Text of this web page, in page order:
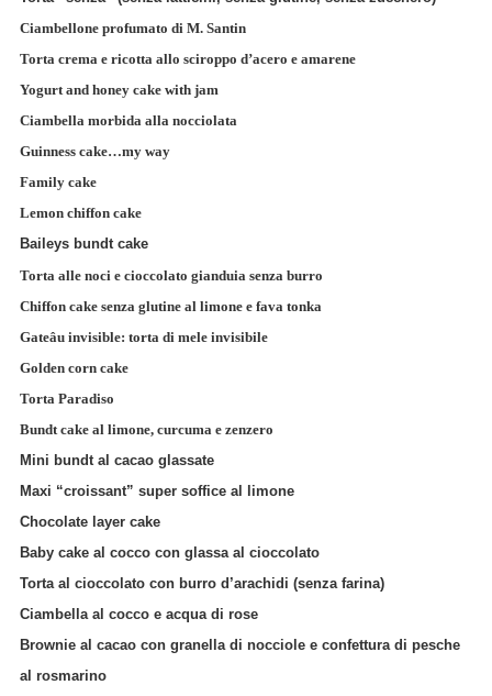
Ciambellone profumato di M. Santin
Torta crema e ricotta allo sciroppo d’acero e amarene
Yogurt and honey cake with jam
Ciambella morbida alla nocciolata
Guinness cake…my way
Family cake
Lemon chiffon cake
Baileys bundt cake
Torta alle noci e cioccolato gianduia senza burro
Chiffon cake senza glutine al limone e fava tonka
Gateâu invisible: torta di mele invisibile
Golden corn cake
Torta Paradiso
Bundt cake al limone, curcuma e zenzero
Mini bundt al cacao glassate
Maxi “croissant” super soffice al limone
Chocolate layer cake
Baby cake al cocco con glassa al cioccolato
Torta al cioccolato con burro d’arachidi (senza farina)
Ciambella al cocco e acqua di rose
Brownie al cacao con granella di nocciole e confettura di pesche
al rosmarino